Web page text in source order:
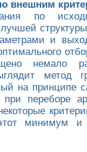
внешним
по
и
немало
метод
на принципе
переборе
минимум и